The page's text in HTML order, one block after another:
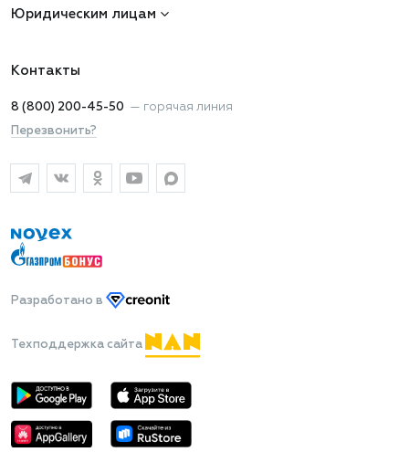
Юридическим лицам
Контакты
8 (800) 200-45-50 — горячая линия
Перезвонить?
Разработано в
Техподдержка сайта